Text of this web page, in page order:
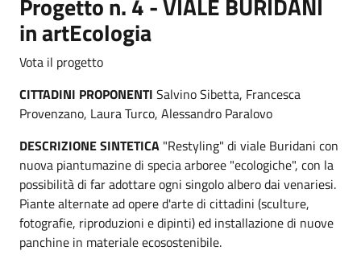
in artEcologia
Vota il progetto
CITTADINI PROPONENTI Salvino Sibetta, Francesca
Provenzano, Laura Turco, Alessandro Paralovo
DESCRIZIONE SINTETICA "Restyling" di viale Buridani con
nuova piantumazine di specia arboree "ecologiche", con la
possibilità di far adottare ogni singolo albero dai venariesi.
Piante alternate ad opere d'arte di cittadini (sculture,
fotografie, riproduzioni e dipinti) ed installazione di nuove
panchine in materiale ecosostenibile.